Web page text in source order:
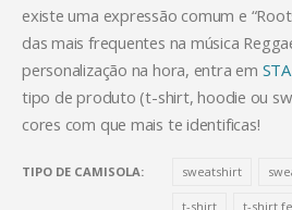
existe uma expressão comum e
das mais frequentes na música
personalização na hora, entra em
tipo de produto (t-shirt, hoodie ou
cores com que mais te identificas!
TIPO DE CAMISOLA sweatshirt
t-shirt t-shirt